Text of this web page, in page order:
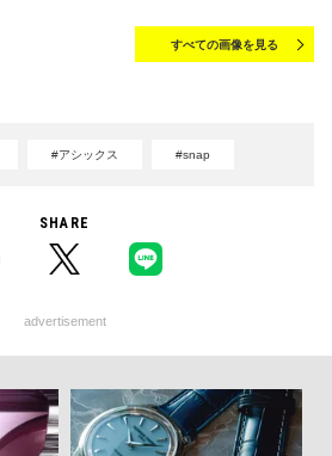
すべての画像を見る
#アシックス #snap
SHARE
advertisement